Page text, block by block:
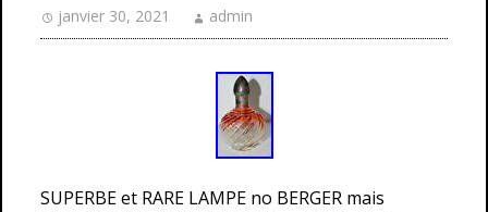
janvier 30, 2021 admin
SUPERBE et RARE LAMPE no BERGER mais